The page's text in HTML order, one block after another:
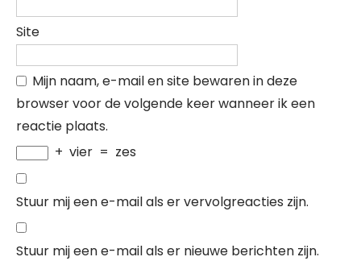
Site
Mijn naam, e-mail en site bewaren in deze
browser voor de volgende keer wanneer ik een
reactie plaats.
+ vier = zes
Stuur mij een e-mail als er vervolgreacties zijn.
Stuur mij een e-mail als er nieuwe berichten zijn.